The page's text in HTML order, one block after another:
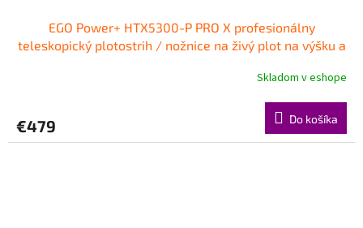
EGO Power+ HTX5300-P PRO X profesionálny
teleskopický plotostrih / nožnice na živý plot na výšku a
Skladom v eshope
€479 Do košíka